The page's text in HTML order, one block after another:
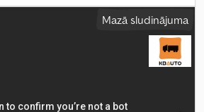
mm, Ražošanas gads:2014, Aprīkojums:
bremžu sistēma), borta dators, celtnis,
Mazā sludinājuma